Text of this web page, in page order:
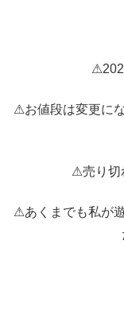
⚠お値段は変更に
⚠売り切
⚠あくまでも私が